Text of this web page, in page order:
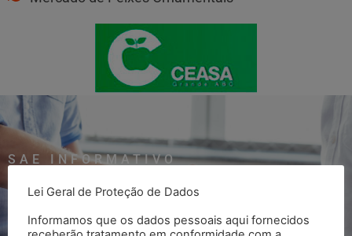
SAE INFORMATIVO
Veja todos os informativos SAE
Voltar para página SAE Informativo
Lei Geral de Proteção de Dados
Informamos que os dados pessoais aqui fornecidos